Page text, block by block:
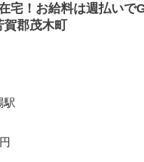
宅！お給料は週払いで
郡茂木町
駅